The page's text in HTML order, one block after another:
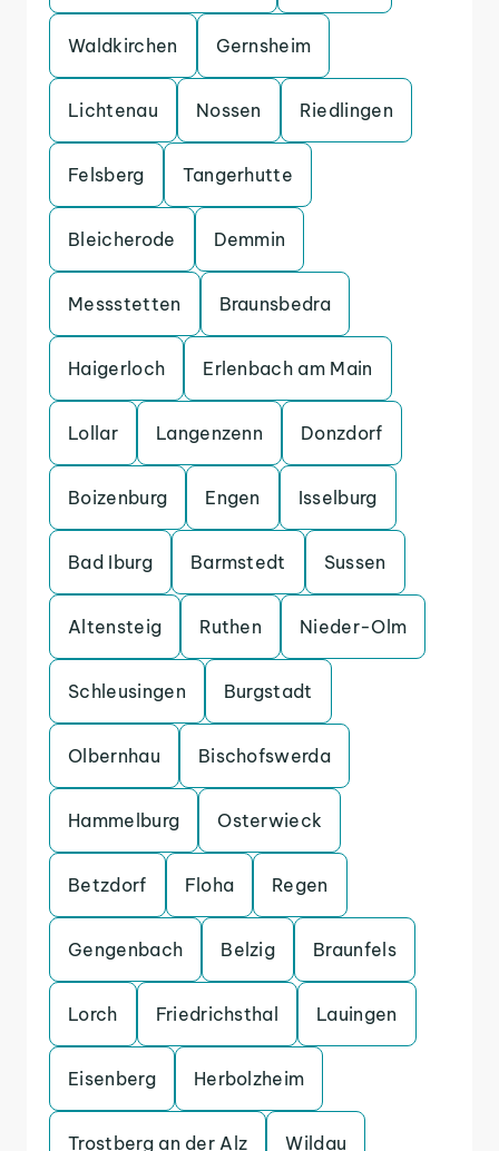
Waldkirchen Gernsheim
Lichtenau Nossen Riedlingen
Felsberg Tangerhutte
Bleicherode Demmin
Messstetten Braunsbedra
Haigerloch Erlenbach am Main
Lollar Langenzenn Donzdorf
Boizenburg Engen Isselburg
Bad Iburg Barmstedt Sussen
Altensteig Ruthen Nieder-Olm
Schleusingen Burgstadt
Olbernhau Bischofswerda
Hammelburg Osterwieck
Betzdorf Floha Regen
Gengenbach Belzig Braunfels
Lorch Friedrichsthal Lauingen
Eisenberg Herbolzheim
Trostberg an der Alz Wildau